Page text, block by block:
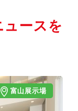
ースを
富山展示場